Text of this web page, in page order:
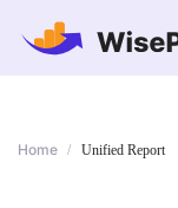
Home / Unified Report